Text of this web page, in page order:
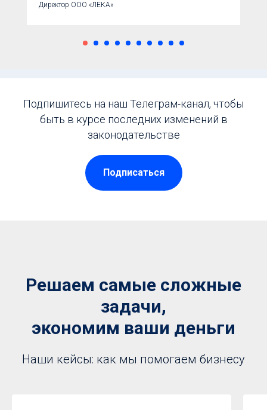
Директор ООО «ЛЕКА»
Подпишитесь на наш Телеграм-канал, чтобы
быть в курсе последних изменений в
законодательстве
Подписаться
Решаем самые сложные
задачи,
экономим ваши деньги
Наши кейсы: как мы помогаем бизнесу